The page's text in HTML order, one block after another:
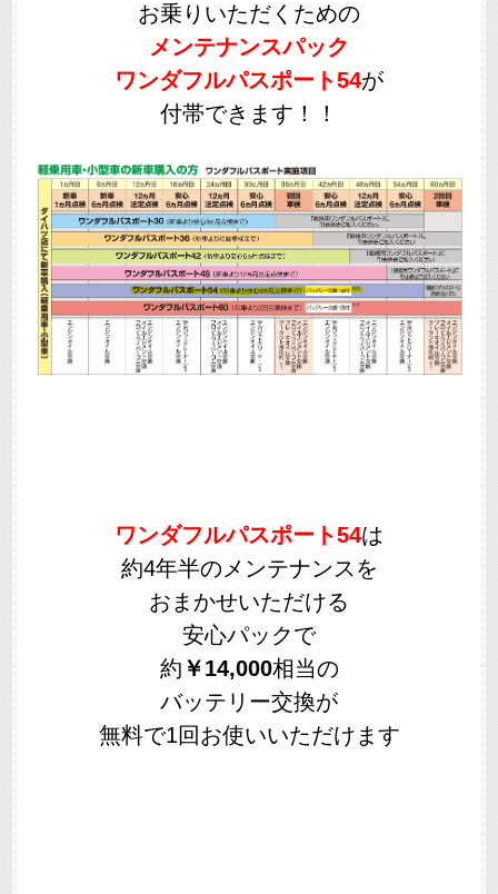
お乗りいただくための
メンテナンスパック
ワンダフルパスポート54が
付帯できます！！
ワンダフルパスポート54は
約4年半のメンテナンスを
おまかせいただける
安心パックで
約 ￥14,000相当の
バッテリー交換が
無料で1回お使いいただけます